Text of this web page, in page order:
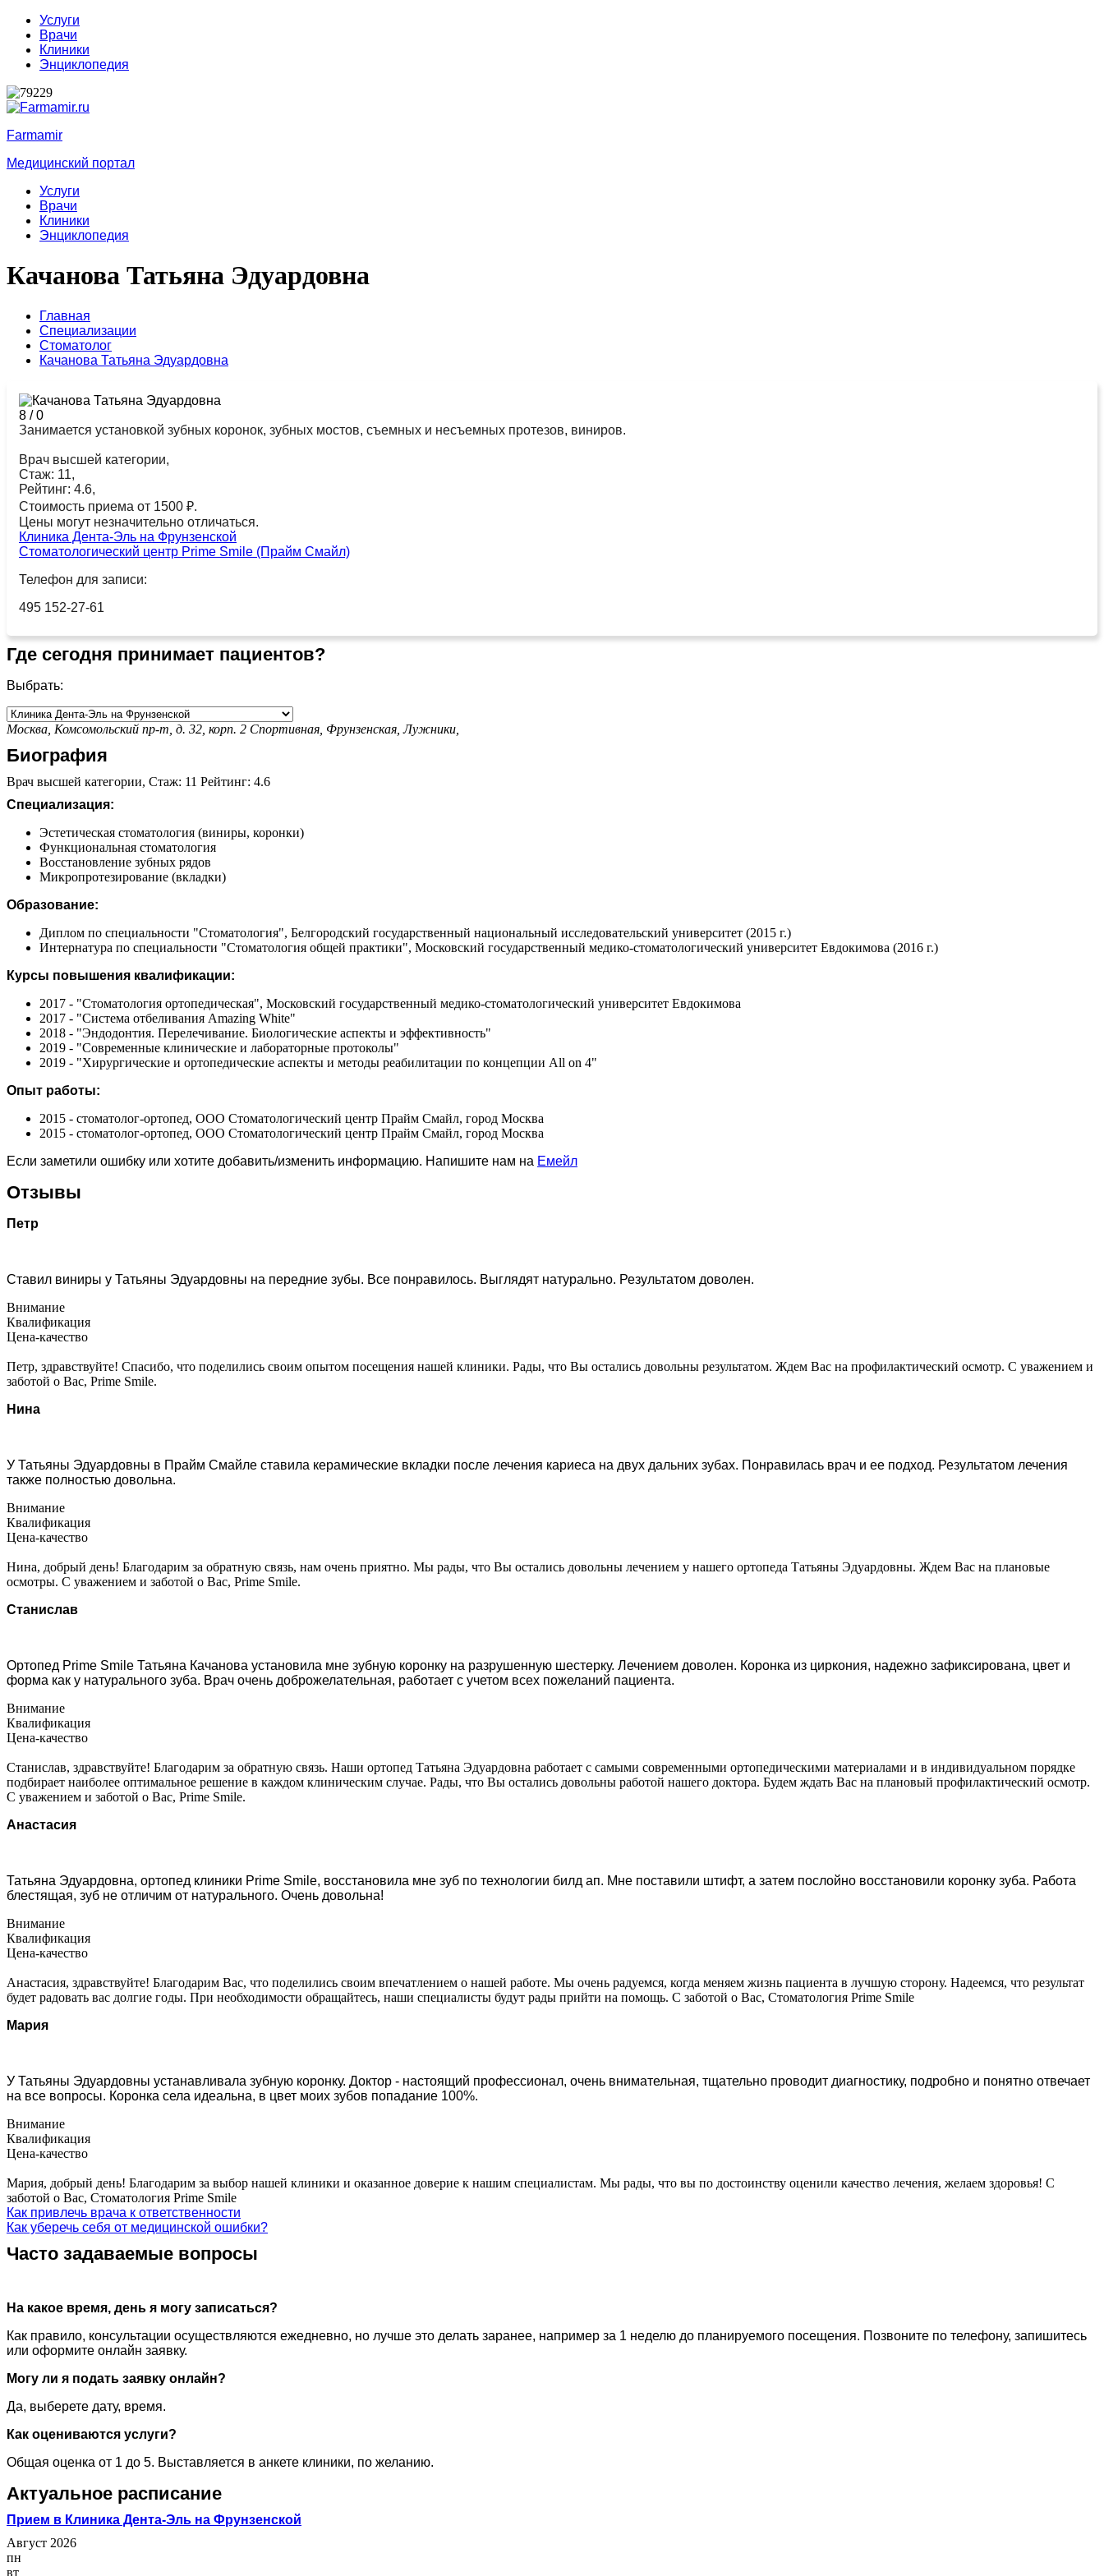
Услуги
Врачи
Клиники
Энциклопедия
Farmamir
Медицинский портал
Услуги
Врачи
Клиники
Энциклопедия
Качанова Татьяна Эдуардовна
Главная
Специализации
Стоматолог
Качанова Татьяна Эдуардовна
8 /0
Занимается установкой зубных коронок, зубных мостов, съемных и несъемных протезов, виниров.
Врач высшей категории,
Стаж: 11,
Рейтинг: 4.6,
Стоимость приема от 1500 ₽.
Цены могут незначительно отличаться.
Клиника Дента-Эль на Фрунзенской
Стоматологический центр Prime Smile (Прайм Смайл)
Телефон для записи:
495 152-27-61
Где сегодня принимает пациентов?
Выбрать:
Москва, Комсомольский пр-т, д. 32, корп. 2 Спортивная, Фрунзенская,Лужники,
Биография
Врач высшей категории, Стаж: 11 Рейтинг: 4.6
Специализация:
Эстетическая стоматология (виниры, коронки)
Функциональная стоматология
Восстановление зубных рядов
Микропротезирование (вкладки)
Образование:
Диплом по специальности "Стоматология", Белгородский государственный национальный исследовательский университет (2015 г.)
Интернатура по специальности "Стоматология общей практики", Московский государственный медико-стоматологический университет Евдокимова (2016 г.)
Курсы повышения квалификации:
2017 - "Стоматология ортопедическая", Московский государственный медико-стоматологический университет Евдокимова
2017 - "Система отбеливания Amazing White"
2018 - "Эндодонтия. Перелечивание. Биологические аспекты и эффективность"
2019 - "Современные клинические и лабораторные протоколы"
2019 - "Хирургические и ортопедические аспекты и методы реабилитации по концепции All on 4"
Опыт работы:
2015 - стоматолог-ортопед, ООО Стоматологический центр Прайм Смайл, город Москва
2015 - стоматолог-ортопед, ООО Стоматологический центр Прайм Смайл, город Москва
Если заметили ошибку или хотите добавить/изменить информацию. Напишите нам на Емейл
Отзывы
Петр
Ставил виниры у Татьяны Эдуардовны на передние зубы. Все понравилось. Выглядят натурально. Результатом доволен.
Внимание
Квалификация
Цена-качество
Петр, здравствуйте! Спасибо, что поделились своим опытом посещения нашей клиники. Рады, что Вы остались довольны результатом. Ждем Вас на профилактический осмотр. С уважением и
заботой о Вас, Prime Smile.
Нина
У Татьяны Эдуардовны в Прайм Смайле ставила керамические вкладки после лечения кариеса на двух дальних зубах. Понравилась врач и ее подход. Результатом лечения
также полностью довольна.
Внимание
Квалификация
Цена-качество
Нина, добрый день! Благодарим за обратную связь, нам очень приятно. Мы рады, что Вы остались довольны лечением у нашего ортопеда Татьяны Эдуардовны. Ждем Вас на плановые
осмотры. С уважением и заботой о Вас, Prime Smile.
Станислав
Ортопед Prime Smile Татьяна Качанова установила мне зубную коронку на разрушенную шестерку. Лечением доволен. Коронка из циркония, надежно зафиксирована, цвет и
форма как у натурального зуба. Врач очень доброжелательная, работает с учетом всех пожеланий пациента.
Внимание
Квалификация
Цена-качество
Станислав, здравствуйте! Благодарим за обратную связь. Наши ортопед Татьяна Эдуардовна работает с самыми современными ортопедическими материалами и в индивидуальном порядке
подбирает наиболее оптимальное решение в каждом клиническим случае. Рады, что Вы остались довольны работой нашего доктора. Будем ждать Вас на плановый профилактический осмотр.
С уважением и заботой о Вас, Prime Smile.
Анастасия
Татьяна Эдуардовна, ортопед клиники Prime Smile, восстановила мне зуб по технологии билд ап. Мне поставили штифт, а затем послойно восстановили коронку зуба. Работа
блестящая, зуб не отличим от натурального. Очень довольна!
Внимание
Квалификация
Цена-качество
Анастасия, здравствуйте! Благодарим Вас, что поделились своим впечатлением о нашей работе. Мы очень радуемся, когда меняем жизнь пациента в лучшую сторону. Надеемся, что результат
будет радовать вас долгие годы. При необходимости обращайтесь, наши специалисты будут рады прийти на помощь. С заботой о Вас, Стоматология Prime Smile
Мария
У Татьяны Эдуардовны устанавливала зубную коронку. Доктор - настоящий профессионал, очень внимательная, тщательно проводит диагностику, подробно и понятно отвечает
на все вопросы. Коронка села идеальна, в цвет моих зубов попадание 100%.
Внимание
Квалификация
Цена-качество
Мария, добрый день! Благодарим за выбор нашей клиники и оказанное доверие к нашим специалистам. Мы рады, что вы по достоинству оценили качество лечения, желаем здоровья! С
заботой о Вас, Стоматология Prime Smile
Как привлечь врача к ответственности
Как уберечь себя от медицинской ошибки?
Часто задаваемые вопросы
На какое время, день я могу записаться?
Как правило, консультации осуществляются ежедневно, но лучше это делать заранее, например за 1 неделю до планируемого посещения. Позвоните по телефону, запишитесь
или оформите онлайн заявку.
Могу ли я подать заявку онлайн?
Да, выберете дату, время.
Как оцениваются услуги?
Общая оценка от 1 до 5. Выставляется в анкете клиники, по желанию.
Актуальное расписание
Прием в Клиника Дента-Эль на Фрунзенской
Август 2026
пн
вт